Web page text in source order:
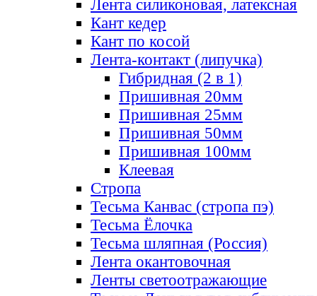
Лента силиконовая, латексная
Кант кедер
Кант по косой
Лента-контакт (липучка)
Гибридная (2 в 1)
Пришивная 20мм
Пришивная 25мм
Пришивная 50мм
Пришивная 100мм
Клеевая
Стропа
Тесьма Канвас (стропа пэ)
Тесьма Ёлочка
Тесьма шляпная (Россия)
Лента окантовочная
Ленты светоотражающие